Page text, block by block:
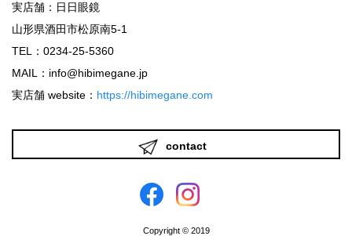
実店舗：日日眼鏡
山形県酒田市松原南5-1
TEL：0234-25-5360
MAIL：info@hibimegane.jp
実店舗 website： https://hibimegane.com
contact
Copyright © 2019